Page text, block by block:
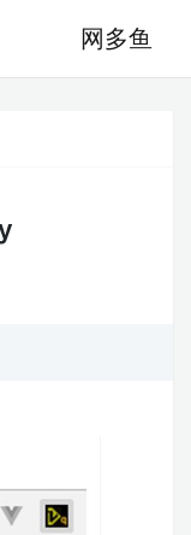
网多鱼